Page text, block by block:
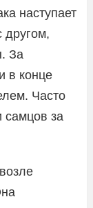
наступает
другом,
За
в конце
Часто
самцов за